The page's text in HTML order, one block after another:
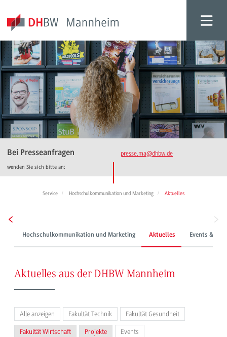
Bei Presseanfragen
wenden Sie sich bitte an:
presse.ma@dhbw.de
Service Hochschulkommunikation und Marketing Aktuelles
Hochschulkommunikation und Marketing Aktuelles Events &
Aktuelles aus der DHBW Mannheim
Alle anzeigen Fakultät Technik Fakultät Gesundheit
Fakultät Wirtschaft Projekte Events